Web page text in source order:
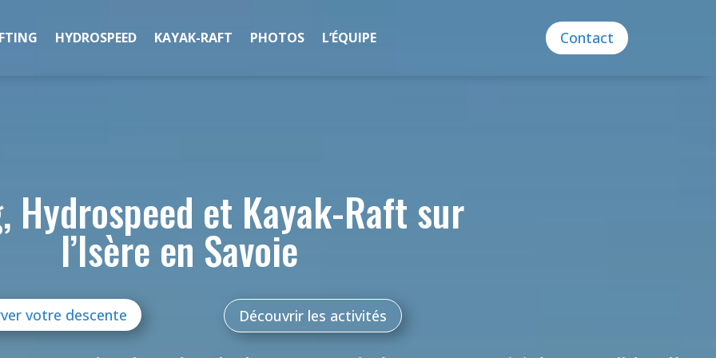
HYDROSPEED KAYAK-RAFT PHOTOS L’ÉQUIPE Contact
Hydrospeed et Kayak-Raft sur
l’Isère en Savoie
votre descente Découvrir les activités